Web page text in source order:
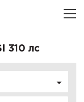
310 лс